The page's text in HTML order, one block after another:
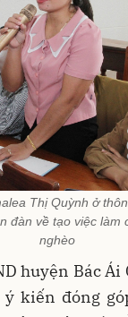
Thị Quỳnh ở
đàn về tạo việc làm
nghèo
huyện Bác
kiến đóng